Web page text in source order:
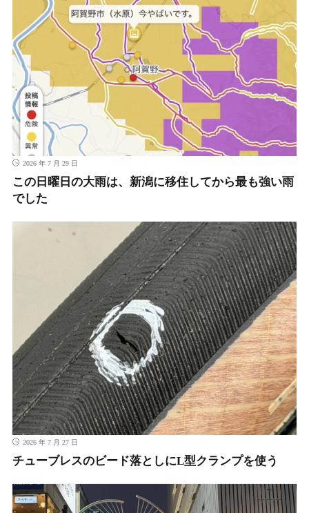
2026 年 7 月 29 日
この日曜日の大雨は、新潟に移住してから最も強い雨
でした
2026 年 7 月 27 日
チューブレスのビード落としにL型クランプを使う